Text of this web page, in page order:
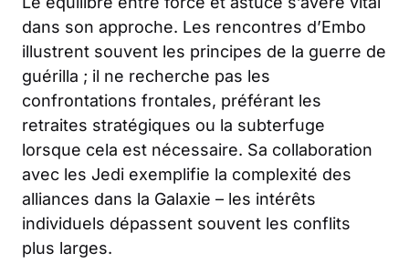
dans son approche. Les rencontres d’Embo
illustrent souvent les principes de la guerre de
guérilla ; il ne recherche pas les
confrontations frontales, préférant les
retraites stratégiques ou la subterfuge
lorsque cela est nécessaire. Sa collaboration
avec les Jedi exemplifie la complexité des
alliances dans la Galaxie – les intérêts
individuels dépassent souvent les conflits
plus larges.